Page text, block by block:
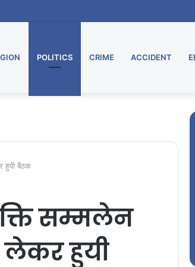
POLITICS CRIME ACCIDENT
हुयी बैठक
सम्मलेन
लेकर हुयी